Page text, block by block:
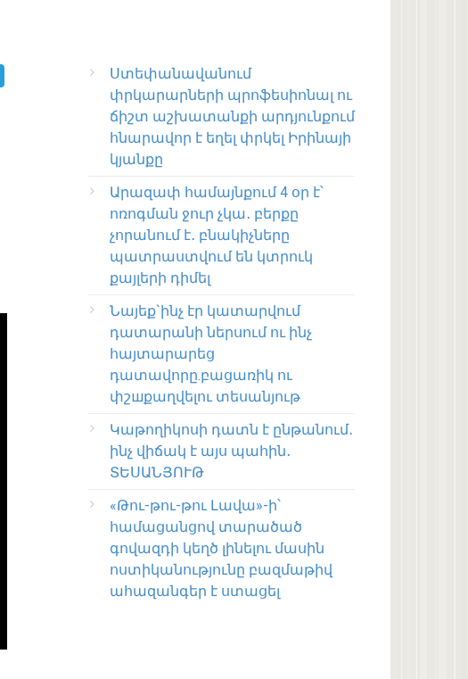
Ստեփանավանում
փրկարարների պրոֆեսիոնալ ու
ճիշտ աշխատանքի արդյունքում
հնարավոր է եղել փրկել Իրինայի
կյանքը
Արազափ համայնքում 4 օր է՝
ոռոգման ջուր չկա․ բերքը
չորանում է․ բնակիչները
պատրաստվում են կտրուկ
քայլերի դիմել
Նայեք`ինչ էր կատարվում
դատարանի ներսում ու ինչ
հայտարարեց
դատավորը.բացառիկ ու
փշшքաղվելու տեսանյութ
Կաթողիկոսի դատն է ընթանում․
ինչ վիճակ է այս պահին․
ՏԵՍԱՆՅՈՒԹ
«Թու-թու-թու Լավա»-ի՝
համացանցով տարածած
գովազդի կեղծ լինելու մասին
ոստիկանությունը բազմաթիվ
ահազանգեր է ստացել